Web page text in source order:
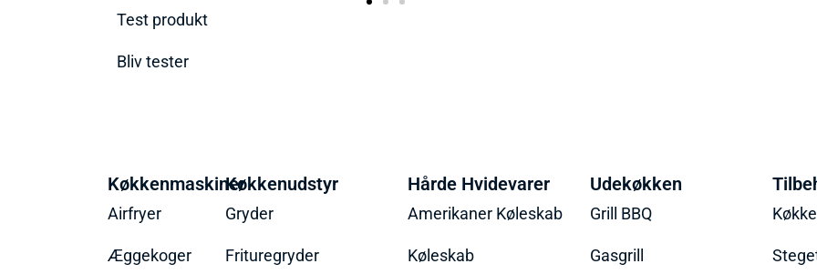
Test produkt
Bliv tester
Køkkenmaskiner
Airfryer
Æggekoger
Køkkenudstyr
Gryder
Frituregryder
Hårde Hvidevarer
Amerikaner Køleskab
Køleskab
Udekøkken
Grill BBQ
Gasgrill